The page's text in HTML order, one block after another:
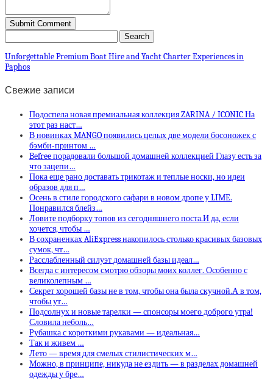
Unforgettable Premium Boat Hire and Yacht Charter Experiences in
Paphos
Свежие записи
Подоспела новая премиальная коллекция ZARINA / ICONIC На
этот раз наст…
В новинках MANGO появились целых две модели босоножек с
бэмби-принтом …
Befree порадовали большой домашней коллекцией Глазу есть за
что зацепи…
Пока еще рано доставать трикотаж и теплые носки, но идеи
образов для п…
Осень в стиле городского сафари в новом дропе у LIME.
Понравился блейз…
Ловите подборку топов из сегодняшнего поста.И да, если
хочется, чтобы …
В сохраненках AliExpress накопилось столько красивых базовых
сумок, чт…
Расслабленный силуэт домашней базы идеал…
Всегда с интересом смотрю обзоры моих коллег. Особенно с
великолепным …
Секрет хорошей базы не в том, чтобы она была скучной.А в том,
чтобы ут…
Подсолнух и новые тарелки — спонсоры моего доброго утра!
Словила неболь…
Рубашка с короткими рукавами — идеальная…
Так и живем …
Лето — время для смелых стилистических м…
Можно, в принципе, никуда не ездить — в разделах домашней
одежды у бре…